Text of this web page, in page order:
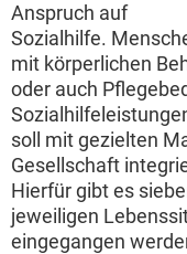
Anspruch auf
Sozialhilfe.
mit körperlichen
oder auch
soll mit gezielten
Gesellschaft
Hierfür gibt es
jeweiligen
eingegangen